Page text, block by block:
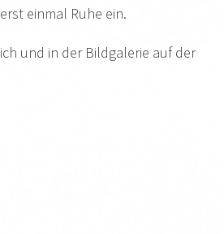
einmal Ruhe ein.
und in der Bildgalerie auf der